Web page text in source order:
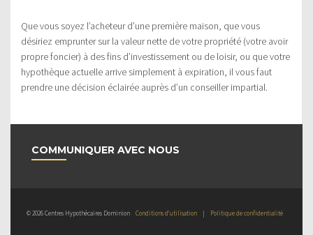
Que vous soyez l’acheteur d’une première maison, que vous
désiriez emprunter sur la valeur nette de votre propriété (votre avoir
propre foncier) à des fins d’investissement ou de loisir, ou que votre
hypothèque actuelle arrive simplement à expiration, il vous faut
prendre une décision éclairée auprès d’un conseiller impartial.
COMMUNIQUER AVEC NOUS
© 2026 Centres Hypothécaires Dominion Conditions d’utilisation | Politique de confidentialité